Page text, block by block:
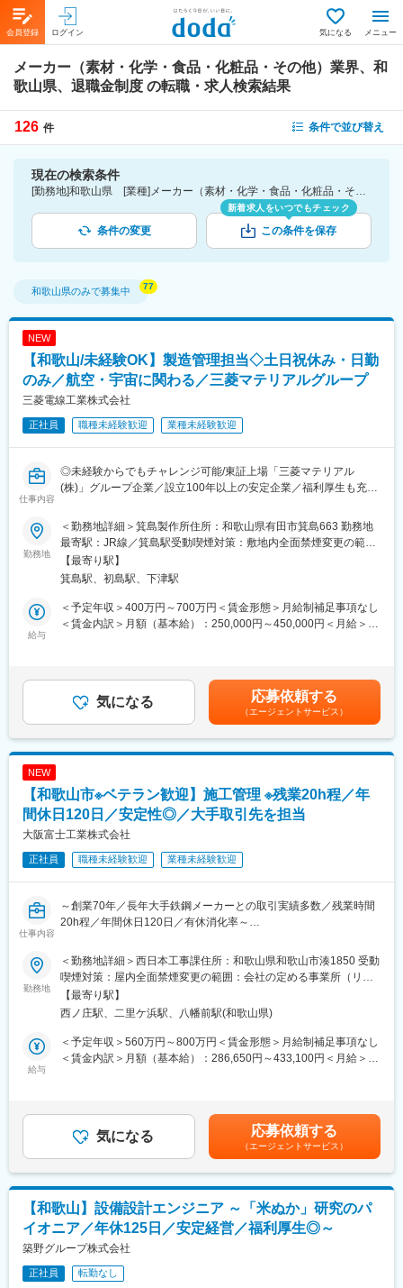
会員登録 ログイン 気になる メニュー
メーカー（素材・化学・食品・化粧品・その他）業界、和
歌山県、退職金制度 の転職・求人検索結果
126 件 条件で並び替え
現在の検索条件
[勤務地]和歌山県 [業種]メーカー（素材・化学・食品・化粧品・その他）業界 [詳細条件](待遇・福利厚生)退職金制度
条件の変更
新着求人をいつでもチェック
この条件を保存
和歌山県のみで募集中
NEW
【和歌山/未経験OK】製造管理担当◇土日祝休み・日勤
のみ／航空・宇宙に関わる／三菱マテリアルグループ
三菱電線工業株式会社
正社員 職種未経験歓迎 業種未経験歓迎
仕事内容
◎未経験からでもチャレンジ可能/東証上場「三菱マテリアル
(株)」グループ企業／設立100年以上の安定企業／福利厚生も充実
◎H3ロケットなどの宇宙関連プロジェクトで蓄積した高度な技術
力で、半導体・航空宇宙防衛・空気圧・自動車・医療など多くの
業界の最先端の技術を支えています！
■募集背景：
組織強化および増産対応のための増員募集になります。
ていただきます。※実作業担当ではなく、製造管理者としてお仕事
になります。製品の製造プロセスを管理し、高品質な製品の納期
・品質水準の維持・向上管理
・品質・コスト・納期の管理
同社のシール製品は、航空宇宙や半導体業界など多岐にわたる産
ることができます。
製造部門として一通りの業務を経験していただき（実作業ではな
く、手順書など管理側の作業として任されるポジション以外にも
も、階層研修や現場でのOJTを通じて、モノづくりに必要な知識
と技術を習得していただきます
■組織体制：
も多く、馴染みやすい環境です。また、若手の採用にも力を入れ
ています。平均勤続年数が21年以上と長く、安定して働ける職場
同社は、設立100年以上の歴史を持つ安定企業であり、航空宇宙
や半導体、自動車、医療など多岐にわたる分野で高い技術力を誇
ります。充実した福利厚生（健康経営、安価な昼食など）や年間
暇・1時間単位の休暇の導入など、働きやすい環境が整っていま
す。また、U・Iターンを歓迎しており、引越し費用や借り上げ社
宅制度も充実しています。
変更の範囲：会社の定める業務
勤務地
＜勤務地詳細＞箕島製作所住所：和歌山県有田市箕島663 勤務地
最寄駅：JR線／箕島駅受動喫煙対策：敷地内全面禁煙変更の範
囲：会社の定める事業所
【最寄り駅】
箕島駅、初島駅、下津駅
給与
＜予定年収＞400万円～700万円＜賃金形態＞月給制補足事項なし
＜賃金内訳＞月額（基本給）：250,000円～450,000円＜月給＞
2回（6月、12月）※業績連動賃金はあくまでも目安の金額であ
り、選考を通じて上下する可能性があります。月給(月額)は固定手
当を含めた表記です。
気になる 応募依頼する
（エージェントサービス）
NEW
【和歌山市※ベテラン歓迎】施工管理 ※残業20h程／年
間休日120日／安定性◎／大手取引先を担当
大阪富士工業株式会社
正社員 職種未経験歓迎 業種未経験歓迎
仕事内容
～創業70年／長年大手鉄鋼メーカーとの取引実績多数／残業時間
20h程／年間休日120日／有休消化率～
です★
■業務内容
・年間大小2000件余の製造及び工事施工を受注する当社におい
て、大手鉄鋼会社設備の建設や変更工事に伴う設計・施工管理業
務と、受注業務や積算業務を社内各部門や外注先の担当者と連携
してご担当いただきます。
■本ポジションの魅力について：
・大手鉄鋼会社設備の建設、保守等を主たる業務としながら、製
先のニーズに応えるために『迅速に、フレキシブルに』を心掛け
ております。大手企業様を顧客に持っており、『人と人のつなが
りを大事』にする当社にて共に働いていただける方をお待ちして
おります！
■同社の特徴：
勤務地
＜勤務地詳細＞西日本工事課住所：和歌山県和歌山市湊1850 受動
喫煙対策：屋内全面禁煙変更の範囲：会社の定める事業所（リモ
ートワーク含む）
【最寄り駅】
西ノ庄駅、二里ケ浜駅、八幡前駅(和歌山県)
給与
＜予定年収＞560万円～800万円＜賃金形態＞月給制補足事項なし
＜賃金内訳＞月額（基本給）：286,650円～433,100円＜月給＞
収に残業代は含まれておりません。賃金はあくまでも目安の金額
であり、選考を通じて上下する可能性があります。月給(月額)は固
定手当を含めた表記です。
気になる 応募依頼する
（エージェントサービス）
【和歌山】設備設計エンジニア ～「米ぬか」研究のパ
イオニア／年休125日／安定経営／福利厚生◎～
築野グループ株式会社
正社員 転勤なし